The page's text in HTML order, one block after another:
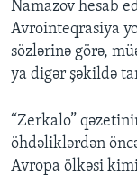
Namazov hesab
Avrointeqrasiya
sözlərinə görə,
ya digər şəkildə
“Zerkalo”
öhdəliklərdən
Avropa ölkəsi